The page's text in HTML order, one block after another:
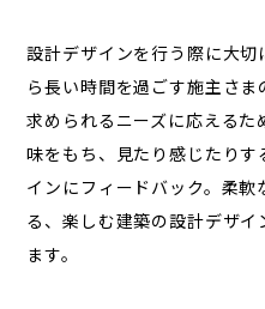
設計デザインを行う際に大
ら長い時間を過ごす施主さ
求められるニーズに応える
味をもち、見たり感じたり
インにフィードバック。柔
る、楽しむ建築の設計デザ
ます。